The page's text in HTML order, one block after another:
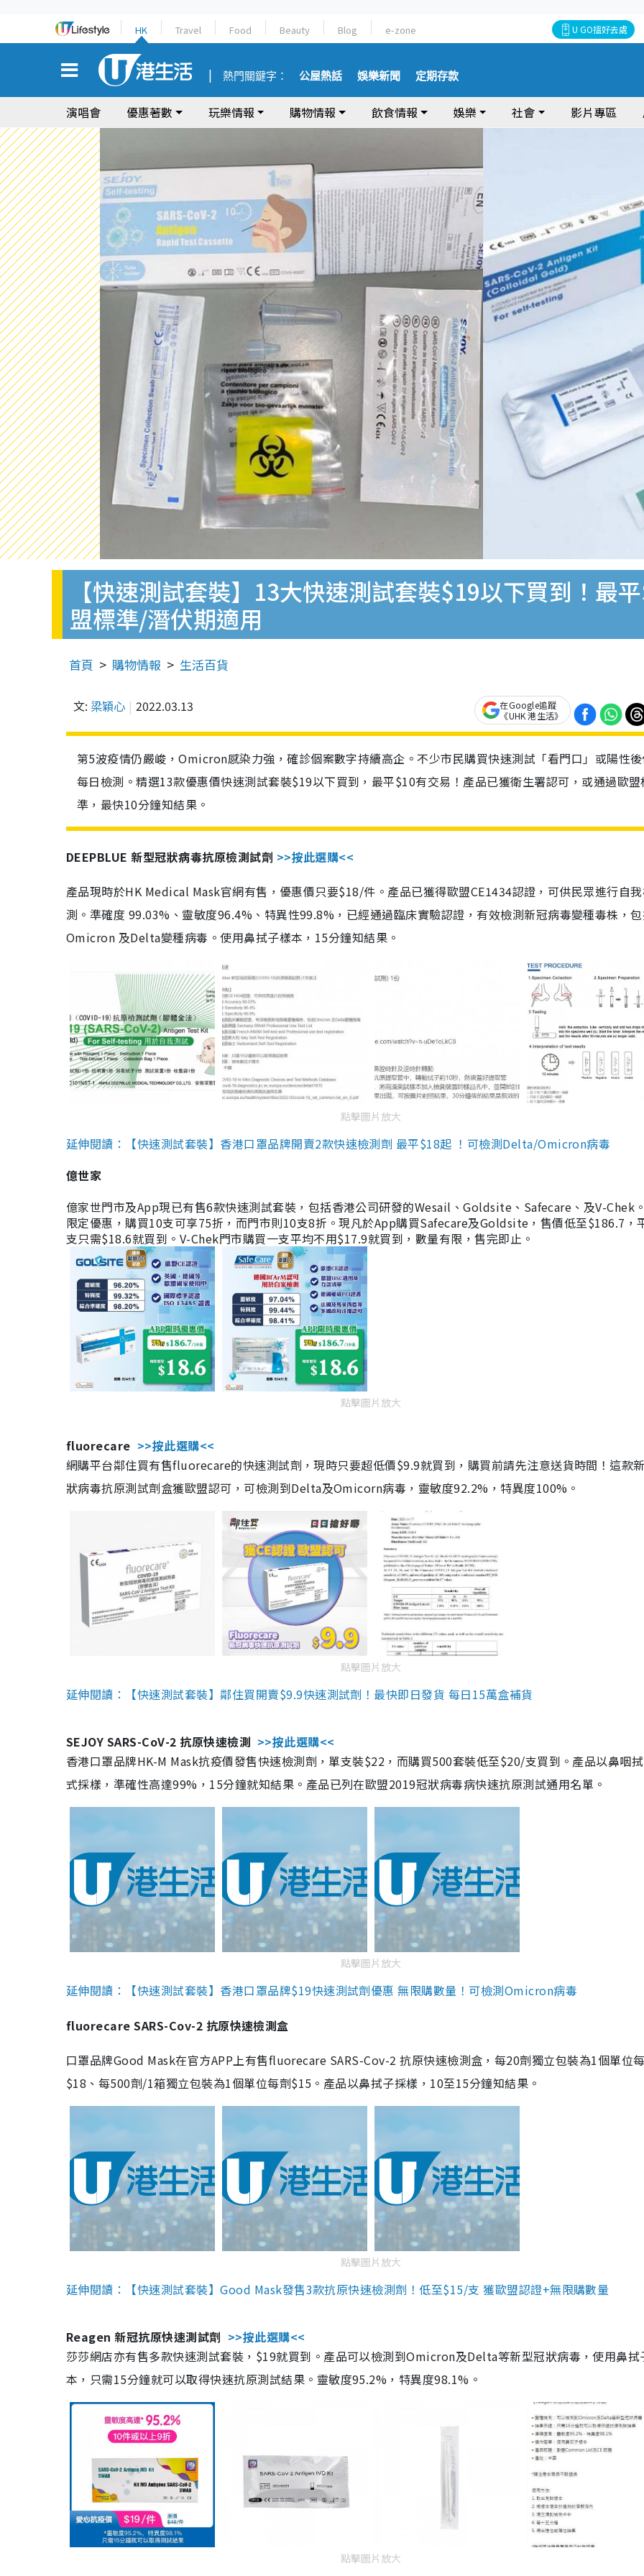
HK Travel Food Beauty Blog e-zone U GO搵好去處
熱門關鍵字： 公屋熱話 娛樂新聞 定期存款
演唱會 優惠著數 玩樂情報 購物情報 飲食情報 娛樂 社會 影片專區
【快速測試套裝】13大快速測試套裝$19以下買到！最
盟標準/潛伏期適用
首頁 購物情報 生活百貨
文: 梁穎心 2022.03.13
在Google追蹤
《UHK 港生活》
第5波疫情仍嚴峻，Omicron感染力強，確診個案數字持續高企。不少市民購買快速測試「看門口」或陽性
每日檢測。精選13款優惠價快速測試套裝$19以下買到，最平$10有交易！產品已獲衛生署認可，或通過歐盟
準，最快10分鐘知結果。
DEEPBLUE 新型冠狀病毒抗原檢測試劑 >>按此選購<<
產品現時於HK Medical Mask官網有售，優惠價只要$18/件。產品已獲得歐盟CE1434認證，可供民眾進行自
測。準確度 99.03%、靈敏度96.4%、特異性99.8%，已經通過臨床實驗認證，有效檢測新冠病毒變種毒株，
Omicron 及Delta變種病毒。使用鼻拭子樣本，15分鐘知結果。
點擊圖片放大
延伸閱讀：【快速測試套裝】香港口罩品牌開賣2款快速檢測劑 最平$18起 ！可檢測Delta/Omicron病毒
億世家
億家世門市及App現已有售6款快速測試套裝，包括香港公司研發的Wesail、Goldsite、Safecare、及V-Chek
限定優惠，購買10支可享75折，而門市則10支8折。現凡於App購買Safecare及Goldsite，售價低至$186.7，
支只需$18.6就買到。V-Chek門市購買一支平均不用$17.9就買到，數量有限，售完即止。
點擊圖片放大
fluorecare >>按此選購<<
網購平台鄰住買有售fluorecare的快速測試劑，現時只要超低價$9.9就買到，購買前請先注意送貨時間！這款
狀病毒抗原測試劑盒獲歐盟認可，可檢測到Delta及Omicorn病毒，靈敏度92.2%，特異度100%。
點擊圖片放大
延伸閱讀：【快速測試套裝】鄰住買開賣$9.9快速測試劑！最快即日發貨 每日15萬盒補貨
SEJOY SARS-CoV-2 抗原快速檢測 >>按此選購<<
香港口罩品牌HK-M Mask抗疫價發售快速檢測劑，單支裝$22，而購買500套裝低至$20/支買到。產品以鼻咽
式採樣，準確性高達99%，15分鐘就知結果。產品已列在歐盟2019冠狀病毒病快速抗原測試通用名單。
點擊圖片放大
延伸閱讀：【快速測試套裝】香港口罩品牌$19快速測試劑優惠 無限購數量！可檢測Omicron病毒
fluorecare SARS-Cov-2 抗原快速檢測盒
口罩品牌Good Mask在官方APP上有售fluorecare SARS-Cov-2 抗原快速檢測盒，每20劑獨立包裝為1個單位
$18、每500劑/1箱獨立包裝為1個單位每劑$15。產品以鼻拭子採樣，10至15分鐘知結果。
點擊圖片放大
延伸閱讀：【快速測試套裝】Good Mask發售3款抗原快速檢測劑！低至$15/支 獲歐盟認證+無限購數量
Reagen 新冠抗原快速測試劑 >>按此選購<<
莎莎網店亦有售多款快速測試套裝，$19就買到。產品可以檢測到Omicron及Delta等新型冠狀病毒，使用鼻拭
本，只需15分鐘就可以取得快速抗原測試結果。靈敏度95.2%，特異度98.1%。
點擊圖片放大